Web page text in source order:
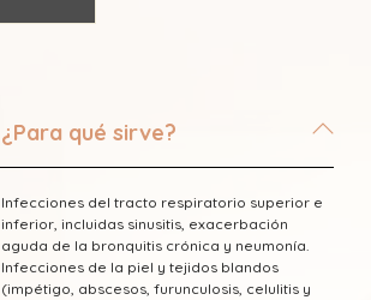
¿Para qué sirve?
Infecciones del tracto respiratorio superior e
inferior, incluidas sinusitis, exacerbación
aguda de la bronquitis crónica y neumonía.
Infecciones de la piel y tejidos blandos
(impétigo, abscesos, furunculosis, celulitis y